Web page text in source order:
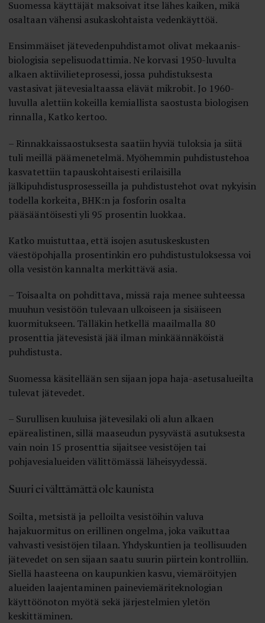
Suomessa käyttäjät maksoivat itse lähes kaiken, mikä
osaltaan vähensi asukaskohtaista vedenkäyttöä.
Ensimmäiset jätevedenpuhdistamot olivat mekaanis-
biologisia sepelisuodattimia. Ne korvasi 1950-luvulta
alkaen aktiivilieteprosessi, jossa puhdistuksesta
vastasivat jätevesialtaassa elävät mikrobit. Jo 1960-
luvulla alettiin kokeilla kemiallista saostusta biologisen
rinnalla, Katko kertoo.
– Rinnakkaissaostuksesta saatiin hyviä tuloksia ja siitä
tuli meillä päämenetelmä. Myöhemmin puhdistustehoa
kasvatettiin tapauskohtaisesti erilaisilla
jälkipuhdistusprosesseilla ja puhdistustehot ovat nykyisin
todella korkeita, BHK:n ja fosforin osalta
pääsääntöisesti yli 95 prosentin luokkaa.
Katko muistuttaa, että isojen asutuskeskusten
väestöpohjalla prosentinkin ero puhdistustuloksessa voi
olla vesistön kannalta merkittävä asia.
– Toisaalta on pohdittava, missä raja menee suhteessa
muuhun vesistöön tulevaan ulkoiseen ja sisäiseen
kuormitukseen. Tälläkin hetkellä maailmalla 80
prosenttia jätevesistä jää ilman minkäännäköistä
puhdistusta.
Suomessa käsitellään sen sijaan jopa haja-asetusalueilta
tulevat jätevedet.
– Surullisen kuuluisa jätevesilaki oli alun alkaen
epärealistinen, sillä maaseudun pysyvästä asutuksesta
vain noin 15 prosenttia sijaitsee vesistöjen tai
pohjavesialueiden välittömässä läheisyydessä.
Suuri ei välttämättä ole kaunista
Soilta, metsistä ja pelloilta vesistöihin valuva
hajakuormitus on erillinen ongelma, joka vaikuttaa
vahvasti vesistöjen tilaan. Yhdyskuntien ja teollisuuden
jätevedet on sen sijaan saatu suurin piirtein kontrolliin.
Siellä haasteena on kaupunkien kasvu, viemäröityjen
alueiden laajentaminen paineviemäriteknologian
käyttöönoton myötä sekä järjestelmien yletön
keskittäminen.